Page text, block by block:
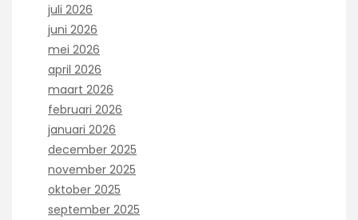
juli 2026
juni 2026
mei 2026
april 2026
maart 2026
februari 2026
januari 2026
december 2025
november 2025
oktober 2025
september 2025